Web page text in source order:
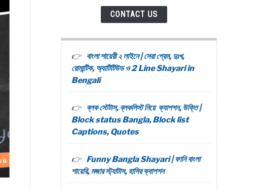
CONTACT US
বাংলা শায়েরী ২ লাইনে | সেরা প্রেম, দুঃখ,
রোমান্টিক, অ্যাটিটিউড ও 2 Line Shayari in
Bengali
ব্লক স্টেটাস, ব্লকলিস্ট নিয়ে ক্যাপশন, উক্তি |
Block status Bangla, Block list
Captions, Quotes
Funny Bangla Shayari | ফানি বাংলা
শায়েরি, মজার স্ট্যাটাস, হাসির ক্যাপশন